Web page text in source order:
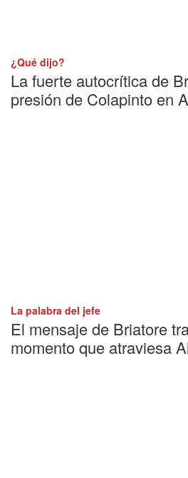
¿Qué dijo?
La fuerte autocrítica de
presión de Colapinto en
La palabra del jefe
El mensaje de Briatore
momento que atraviesa